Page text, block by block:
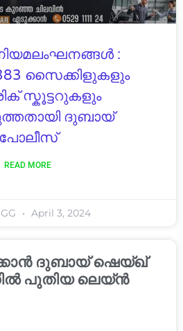
:
സൈക്കിളുകളും
സ്കൂട്ടറുകളും
ദുബായ്
പോലീസ്
READ MORE
April 3, 2024
ദുബായ് ഷെയ്ഖ്
പുതിയ ലെയ്ൻ